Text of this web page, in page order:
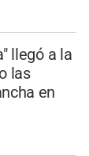
llegó a la
las
en